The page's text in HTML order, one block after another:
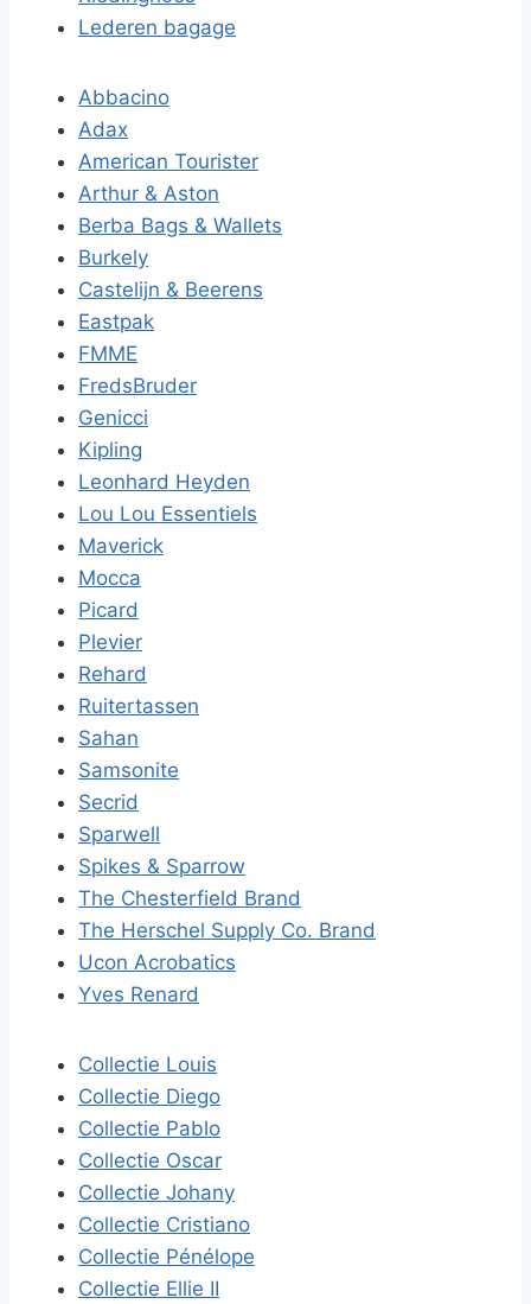
Lederen bagage
Abbacino
Adax
American Tourister
Arthur & Aston
Berba Bags & Wallets
Burkely
Castelijn & Beerens
Eastpak
FMME
FredsBruder
Genicci
Kipling
Leonhard Heyden
Lou Lou Essentiels
Maverick
Mocca
Picard
Plevier
Rehard
Ruitertassen
Sahan
Samsonite
Secrid
Sparwell
Spikes & Sparrow
The Chesterfield Brand
The Herschel Supply Co. Brand
Ucon Acrobatics
Yves Renard
Collectie Louis
Collectie Diego
Collectie Pablo
Collectie Oscar
Collectie Johany
Collectie Cristiano
Collectie Pénélope
Collectie Ellie II